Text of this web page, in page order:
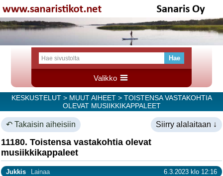
Valikko
KESKUSTELUT> MUUT AIHEET> TOISTENSA VASTAKOHTIA
OLEVAT MUSIIKKIKAPPALEET
↶ Takaisin aiheisiin Siirry alalaitaan ↓
11180. Toistensa vastakohtia olevat
musiikkikappaleet
Jukkis Lainaa 6.3.2023 klo 12:16